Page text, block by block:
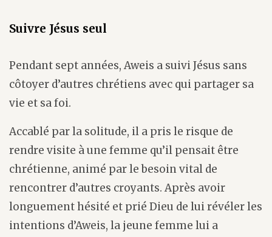
Suivre Jésus seul
Pendant sept années, Aweis a suivi Jésus sans
côtoyer d’autres chrétiens avec qui partager sa
vie et sa foi.
Accablé par la solitude, il a pris le risque de
rendre visite à une femme qu’il pensait être
chrétienne, animé par le besoin vital de
rencontrer d’autres croyants. Après avoir
longuement hésité et prié Dieu de lui révéler les
intentions d’Aweis, la jeune femme lui a